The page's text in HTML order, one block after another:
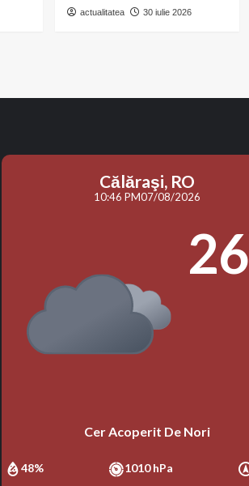
actualitatea 30 iulie 2026
Călăraşi, RO
10:46 PM07/08/2026
26
Cer Acoperit De Nori
48% 1010 hPa